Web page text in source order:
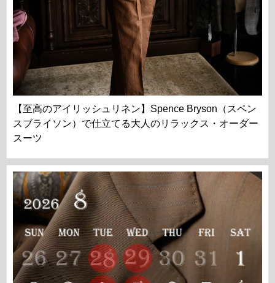
【至高のアイリッシュリネン】Spence Bryson（スペン
スブライソン）で仕立てる大人のリラックス・オーダー
スーツ